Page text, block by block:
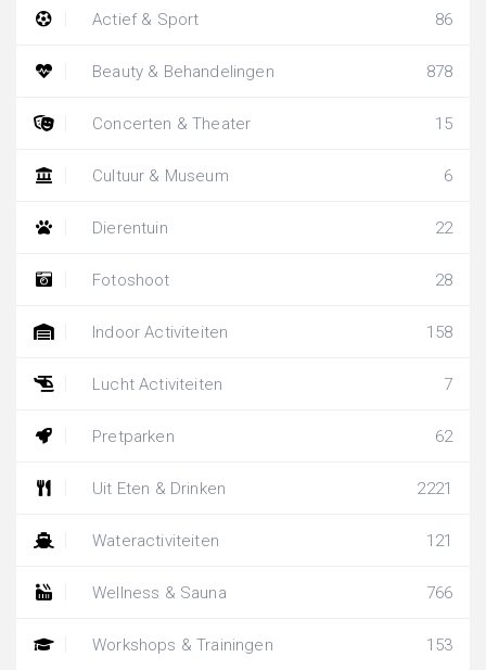
Actief & Sport 86
Beauty & Behandelingen 878
Concerten & Theater 15
Cultuur & Museum 6
Dierentuin 22
Fotoshoot 28
Indoor Activiteiten 158
Lucht Activiteiten 7
Pretparken 62
Uit Eten & Drinken 2221
Wateractiviteiten 121
Wellness & Sauna 766
Workshops & Trainingen 153